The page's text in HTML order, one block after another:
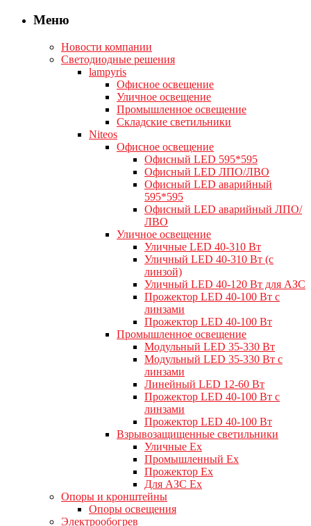
Меню
Новости компании
Светодиодные решения
lampyris
Офисное освещение
Уличное освещение
Промышленное освещение
Складские светильники
Niteos
Офисное освещение
Офисный LED 595*595
Офисный LED ЛПО/ЛВО
Офисный LED аварийный
595*595
Офисный LED аварийный ЛПО/
ЛВО
Уличное освещение
Уличные LED 40-310 Вт
Уличный LED 40-310 Вт (с
линзой)
Уличный LED 40-120 Вт для АЗС
Прожектор LED 40-100 Вт с
линзами
Прожектор LED 40-100 Вт
Промышленное освещение
Модульный LED 35-330 Вт
Модульный LED 35-330 Вт с
линзами
Линейный LED 12-60 Вт
Прожектор LED 40-100 Вт с
линзами
Прожектор LED 40-100 Вт
Взрывозащищенные светильники
Уличные Ex
Промышленный Ex
Прожектор Ex
Для АЗС Ex
Опоры и кронштейны
Опоры освещения
Электрообогрев